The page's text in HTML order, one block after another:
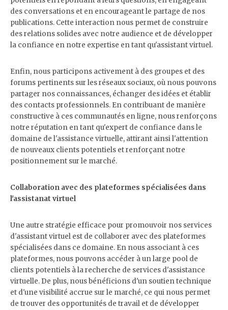
des conversations et en encourageant le partage de nos
publications. Cette interaction nous permet de construire
des relations solides avec notre audience et de développer
la confiance en notre expertise en tant qu'assistant virtuel.
Enfin, nous participons activement à des groupes et des
forums pertinents sur les réseaux sociaux, où nous pouvons
partager nos connaissances, échanger des idées et établir
des contacts professionnels. En contribuant de manière
constructive à ces communautés en ligne, nous renforçons
notre réputation en tant qu'expert de confiance dans le
domaine de l'assistance virtuelle, attirant ainsi l'attention
de nouveaux clients potentiels et renforçant notre
positionnement sur le marché.
Collaboration avec des plateformes spécialisées dans
l'assistanat virtuel
Une autre stratégie efficace pour promouvoir nos services
d'assistant virtuel est de collaborer avec des plateformes
spécialisées dans ce domaine. En nous associant à ces
plateformes, nous pouvons accéder à un large pool de
clients potentiels à la recherche de services d'assistance
virtuelle. De plus, nous bénéficions d'un soutien technique
et d'une visibilité accrue sur le marché, ce qui nous permet
de trouver des opportunités de travail et de développer